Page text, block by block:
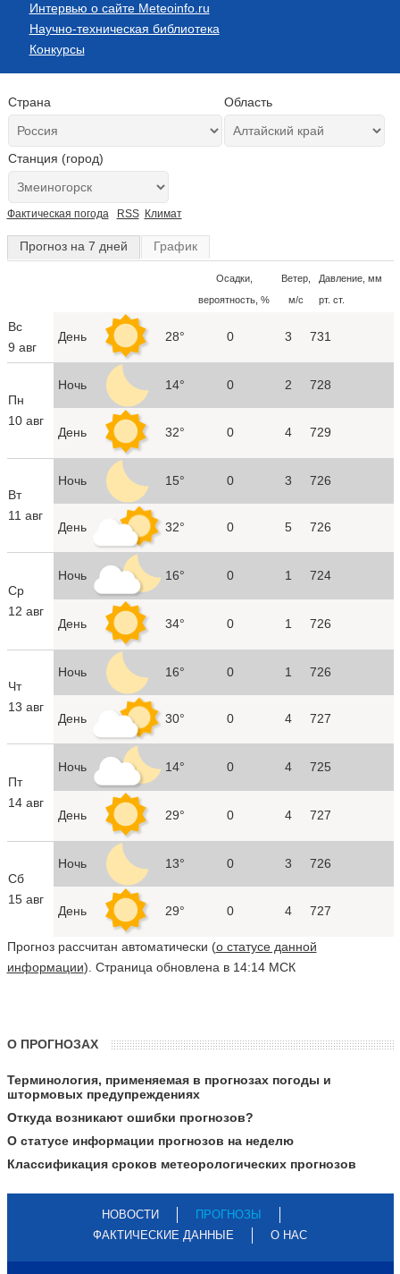
Интервью о сайте Meteoinfo.ru
Научно-техническая библиотека
Конкурсы
Страна Область
Станция (город)
Фактическая погода RSS Климат
Прогноз на 7 дней График
Осадки,
вероятность, %
Ветер,
м/с
Давление, мм
рт. ст.
Вс
9 авг
День 28° 0 3 731
Пн
10 авг
Ночь 14° 0 2 728
День 32° 0 4 729
Вт
11 авг
Ночь 15° 0 3 726
День 32° 0 5 726
Ср
12 авг
Ночь 16° 0 1 724
День 34° 0 1 726
Чт
13 авг
Ночь 16° 0 1 726
День 30° 0 4 727
Пт
14 авг
Ночь 14° 0 4 725
День 29° 0 4 727
Сб
15 авг
Ночь 13° 0 3 726
День 29° 0 4 727
Прогноз рассчитан автоматически (о статусе данной
информации). Страница обновлена в 14:14 МСК
О ПРОГНОЗАХ
Терминология, применяемая в прогнозах погоды и
штормовых предупреждениях
Откуда возникают ошибки прогнозов?
О статусе информации прогнозов на неделю
Классификация сроков метеорологических прогнозов
НОВОСТИ
ПРОГНОЗЫ
ФАКТИЧЕСКИЕ ДАННЫЕ
О НАС